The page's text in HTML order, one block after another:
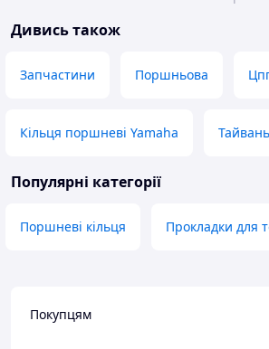
Дивись також
Запчастини Поршньова
Кільця поршневі Yamaha
Популярні категорії
Поршневі кільця Прокладки для
Покупцям